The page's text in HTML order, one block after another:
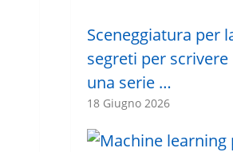
Sceneggiatura per
segreti per
una serie …
18 Giugno 2026